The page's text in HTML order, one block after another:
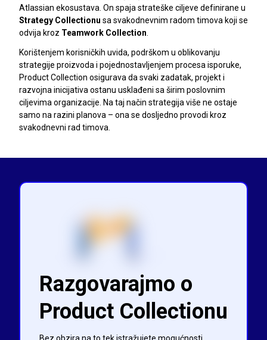
Atlassian ekosustava. On spaja strateške ciljeve definirane u
Strategy Collectionu sa svakodnevnim radom timova koji se
odvija kroz Teamwork Collection.
Korištenjem korisničkih uvida, podrškom u oblikovanju
strategije proizvoda i pojednostavljenjem procesa isporuke,
Product Collection osigurava da svaki zadatak, projekt i
razvojna inicijativa ostanu usklađeni sa širim poslovnim
ciljevima organizacije. Na taj način strategija više ne ostaje
samo na razini planova – ona se dosljedno provodi kroz
svakodnevni rad timova.
Razgovarajmo o
Product Collectionu
Bez obzira na to tek istražujete mogućnosti